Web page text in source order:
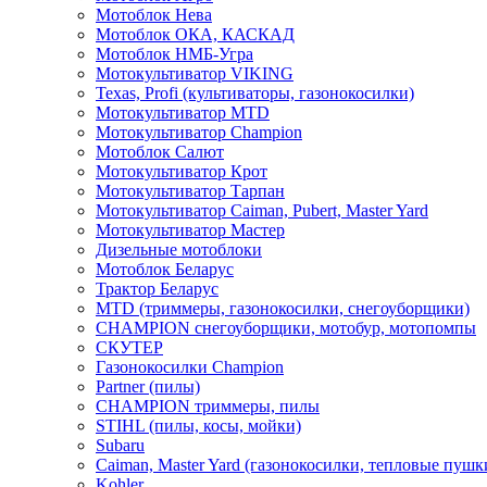
Мотоблок Нева
Мотоблок ОКА, КАСКАД
Мотоблок НМБ-Угра
Мотокультиватор VIKING
Texas, Profi (культиваторы, газонокосилки)
Мотокультиватор MTD
Мотокультиватор Champion
Мотоблок Салют
Мотокультиватор Крот
Мотокультиватор Тарпан
Мотокультиватор Caiman, Pubert, Master Yard
Мотокультиватор Мастер
Дизельные мотоблоки
Мотоблок Беларус
Трактор Беларус
MTD (триммеры, газонокосилки, снегоуборщики)
CHAMPION снегоуборщики, мотобур, мотопомпы
СКУТЕР
Газонокосилки Champion
Partner (пилы)
CHAMPION триммеры, пилы
STIHL (пилы, косы, мойки)
Subaru
Caiman, Master Yard (газонокосилки, тепловые